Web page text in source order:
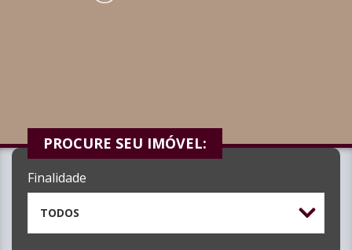
PROCURE SEU IMÓVEL:
Finalidade
TODOS